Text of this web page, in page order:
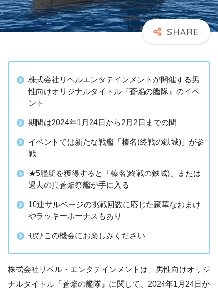
株式会社リベルエンタテインメントが開催する男
性向けオリジナルタイトル『蒼焔の艦隊』のイベ
ント
期間は2024年1月24日から2月2日までの間
イベントでは新たな戦艦「榛名(終戦の鉄城)」が参
戦
★5艦艇を獲得すると「榛名(終戦の鉄城)」または
過去の真蒼焔祭艦が手に入る
10連サルベージの挑戦回数に応じた豪華なおまけ
やラッキーボーナスもあり
ぜひこの機会にお楽しみください
株式会社リベル・エンタテインメントは、男性向けオリジ
ナルタイトル『蒼焔の艦隊』に関して、2024年1月24日か